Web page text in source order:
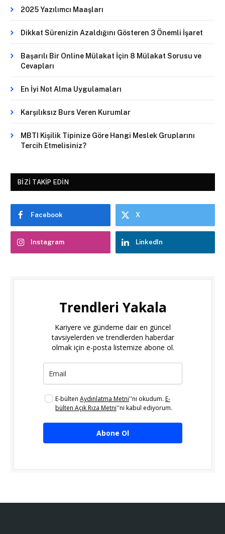
2025 Yazılımcı Maaşları
Dikkat Sürenizin Azaldığını Gösteren 3 Önemli İşaret
Başarılı Bir Online Mülakat İçin 8 Mülakat Sorusu ve
Cevapları
En İyi Not Alma Uygulamaları
Karşılıksız Burs Veren Kurumlar
MBTI Kişilik Tipinize Göre Hangi Meslek Gruplarını
Tercih Etmelisiniz?
BIZI TAKIP EDIN
Facebook X
Instagram LinkedIn
Trendleri Yakala
Kariyere ve gündeme dair en güncel
tavsiyelerden ve trendlerden haberdar
olmak için e-posta listemize abone ol.
E-bülten Aydınlatma Metni''ni okudum. E-
bülten Açık Rıza Metni''ni kabul ediyorum.
Abone Ol